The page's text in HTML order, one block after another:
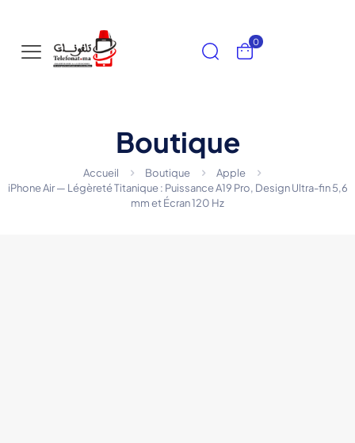
0
Boutique
Accueil Boutique
Apple
iPhone Air — Légèreté Titanique : Puissance A19 Pro, Design Ultra-fin 5,6
mm et Écran 120 Hz